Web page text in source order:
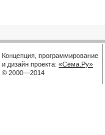
Концепция, программирование
и дизайн проекта: «Сёма.Ру»
© 2000—2014